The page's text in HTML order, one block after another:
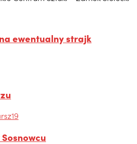
ewentualny strajk